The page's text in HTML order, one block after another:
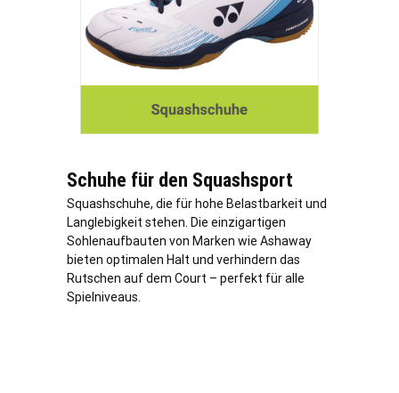
Schuhe für den Squashsport
Squashschuhe, die für hohe Belastbarkeit und
Langlebigkeit stehen. Die einzigartigen
Sohlenaufbauten von Marken wie Ashaway
bieten optimalen Halt und verhindern das
Rutschen auf dem Court – perfekt für alle
Spielniveaus.